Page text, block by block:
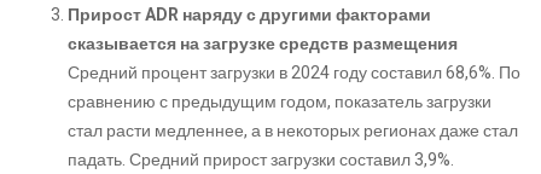
Прирост ADR наряду с другими факторами
сказывается на загрузке средств размещения
Средний процент загрузки в 2024 году составил 68,6%. По
сравнению с предыдущим годом, показатель загрузки
стал расти медленнее, а в некоторых регионах даже стал
падать. Средний прирост загрузки составил 3,9%.